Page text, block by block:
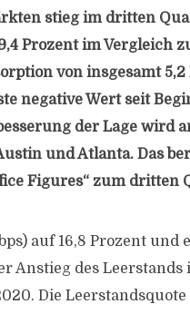
stieg im dritten
Prozent im Vergleich
von insgesamt
negative Wert seit
der Lage wird
und Atlanta. Das
Figures“ zum dritten
auf 16,8 Prozent und
Anstieg des
Die